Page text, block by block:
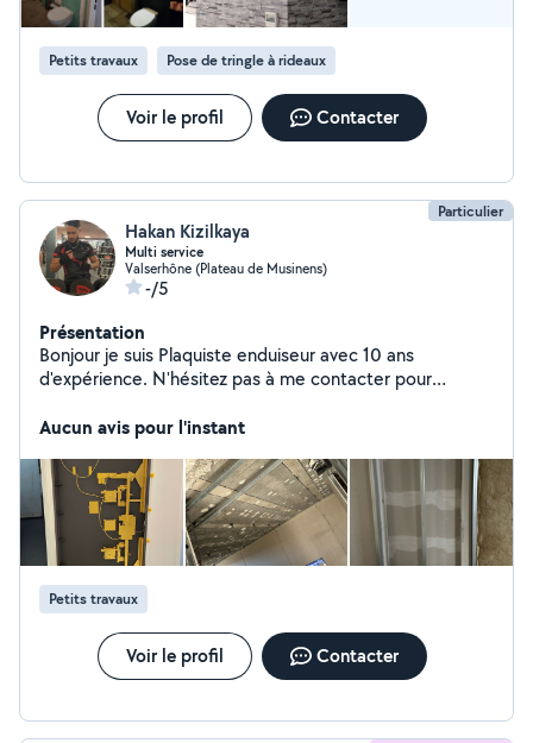
Petits travaux Pose de tringle à rideaux
Voir le profil Contacter
Particulier
Hakan Kizilkaya
Multi service
Valserhône (Plateau de Musinens)
-/5
Présentation
Bonjour je suis Plaquiste enduiseur avec 10 ans
d'expérience. N'hésitez pas à me contacter pour
Aucun avis pour l'instant
Petits travaux
Voir le profil Contacter